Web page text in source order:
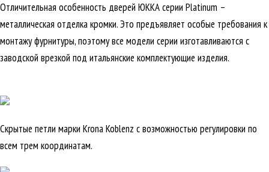
Отличительная особенность дверей ЮККА серии Platinum –
металлическая отделка кромки. Это предъявляет особые требования к
монтажу фурнитуры, поэтому все модели серии изготавливаются с
заводской врезкой под итальянские комплектующие изделия.
Скрытые петли марки Krona Koblenz с возможностью регулировки по
всем трем координатам.